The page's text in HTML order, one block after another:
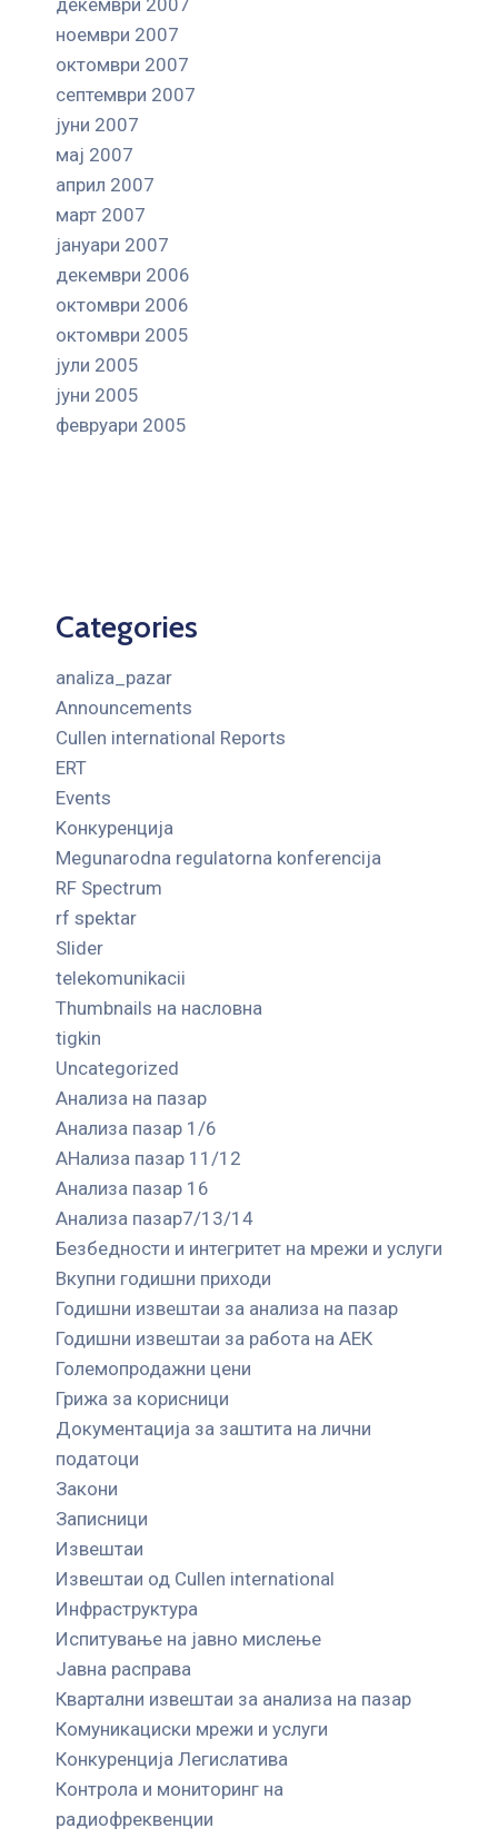
ноември 2007
октомври 2007
септември 2007
јуни 2007
мај 2007
април 2007
март 2007
јануари 2007
декември 2006
октомври 2006
октомври 2005
јули 2005
јуни 2005
февруари 2005
Categories
analiza_pazar
Announcements
Cullen international Reports
ERT
Events
Kонкуренција
Megunarodna regulatorna konferencija
RF Spectrum
rf spektar
Slider
telekomunikacii
Thumbnails на насловна
tigkin
Uncategorized
Анализа на пазар
Анализа пазар 1/6
АНализа пазар 11/12
Анализа пазар 16
Анализа пазар7/13/14
Безбедности и интегритет на мрежи и услуги
Вкупни годишни приходи
Годишни извештаи за анализа на пазар
Годишни извештаи за работа на АЕК
Големопродажни цени
Грижа за корисници
Документација за заштита на лични
податоци
Закони
Записници
Извештаи
Извештаи од Cullen international
Инфраструктура
Испитување на јавно мислење
Јавна расправа
Квартални извештаи за анализа на пазар
Комуникациски мрежи и услуги
Конкуренција Легислатива
Контрола и мониторинг на
радиофреквенции